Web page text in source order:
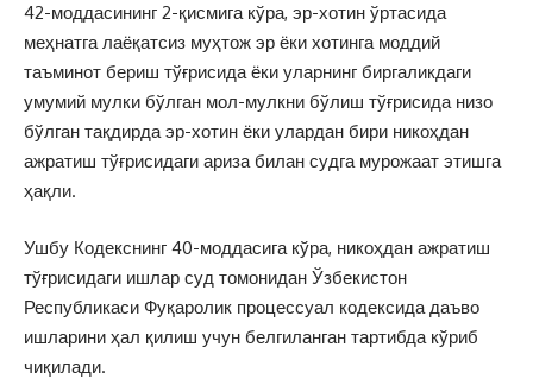
42-моддасининг 2-қисмига кўра, эр-хотин ўртасида
меҳнатга лаёқатсиз муҳтож эр ёки хотинга моддий
таъминот бериш тўғрисида ёки уларнинг биргаликдаги
умумий мулки бўлган мол-мулкни бўлиш тўғрисида низо
бўлган тақдирда эр-хотин ёки улардан бири никоҳдан
ажратиш тўғрисидаги ариза билан судга мурожаат этишга
ҳақли.
Ушбу Кодекснинг 40-моддасига кўра, никоҳдан ажратиш
тўғрисидаги ишлар суд томонидан Ўзбекистон
Республикаси Фуқаролик процессуал кодексида даъво
ишларини ҳал қилиш учун белгиланган тартибда кўриб
чиқилади.